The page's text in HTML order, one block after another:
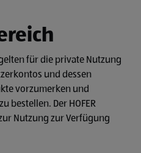
für die private Nutzung
und dessen
vorzumerken und
bestellen. Der HOFER
zur Nutzung zur Verfügung